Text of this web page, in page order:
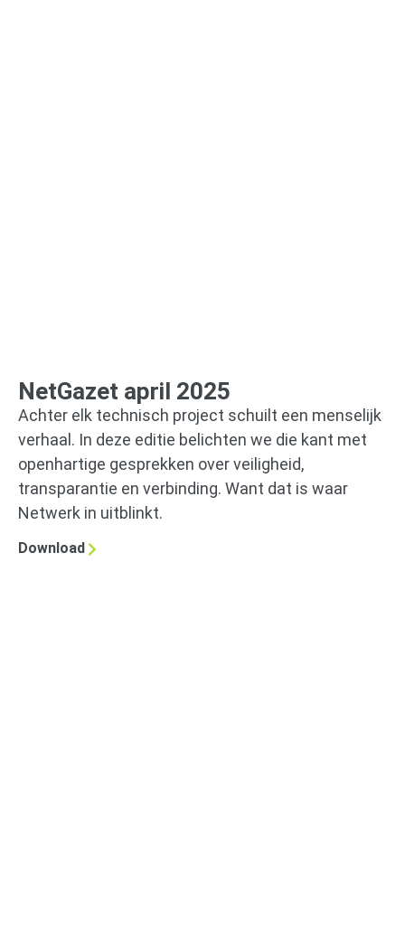
NetGazet april 2025
Achter elk technisch project schuilt een menselijk
verhaal. In deze editie belichten we die kant met
openhartige gesprekken over veiligheid,
transparantie en verbinding. Want dat is waar
Netwerk in uitblinkt.
Download